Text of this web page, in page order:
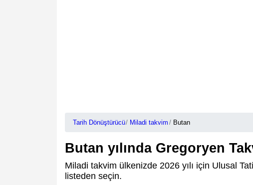
Tarih Dönüştürücü Miladi takvim Butan
Butan yılında Gregoryen
Miladi takvim ülkenizde 2026 yılı için Ulusal
listeden seçin.